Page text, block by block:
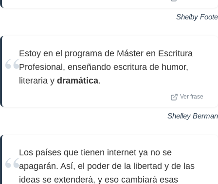
Shelby Foote
Estoy en el programa de Máster en Escritura
Profesional, enseñando escritura de humor,
literaria y dramática.
Ver frase
Shelley Berman
Los países que tienen internet ya no se
apagarán. Así, el poder de la libertad y de las
ideas se extenderá, y eso cambiará esas